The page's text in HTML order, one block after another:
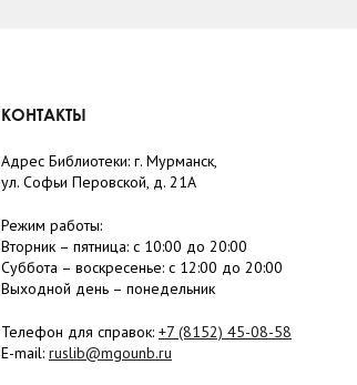
КОНТАКТЫ
Адрес Библиотеки: г. Мурманск,
ул. Софьи Перовской, д. 21А
Режим работы:
Вторник – пятница: с 10:00 до 20:00
Суббота – воскресенье: c 12:00 до 20:00
Выходной день – понедельник
Телефон для справок: +7 (8152) 45-08-58
E-mail: ruslib@mgounb.ru